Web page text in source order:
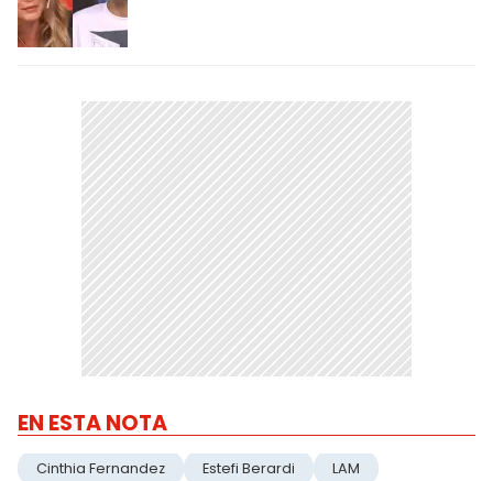
EN ESTA NOTA
Cinthia Fernandez Estefi Berardi LAM